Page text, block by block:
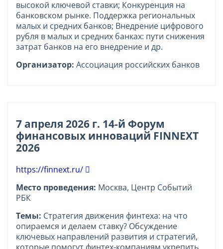
высокой ключевой ставки; Конкуренция на
банковском рынке. Поддержка региональных
малых и средних банков; Внедрение цифрового
рубля в малых и средних банках: пути снижения
затрат банков на его внедрение и др.
Организатор: Ассоциация российских банков
7 апреля 2026 г. 14-й Форум
финансовых инноваций FINNEXT
2026
https://finnext.ru/
Место проведения: Москва, Центр Событий
РБК
Темы: Стратегия движения финтеха: на что
опираемся и делаем ставку? Обсуждение
ключевых направлений развития и стратегий,